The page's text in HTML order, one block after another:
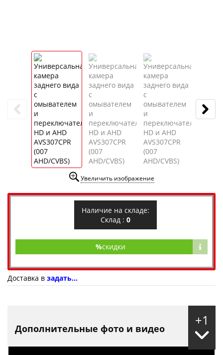
Увеличить изображение
Наличие на складе:
Склад : 0
%скидки
Доставка в задать...
Дополнительные фото и видео
+1